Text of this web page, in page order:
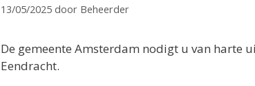
13/05/2025 door Beheerder
De gemeente Amsterdam nodigt u van harte
Eendracht.